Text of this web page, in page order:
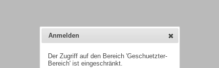
Anmelden
Der Zugriff auf den Bereich 'Geschuetzter-
Bereich' ist eingeschränkt.